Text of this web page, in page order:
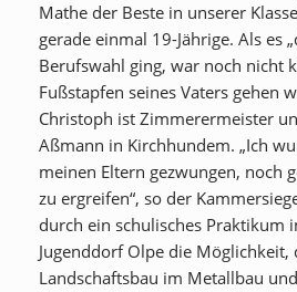
Mathe der Beste in unserer
gerade einmal 19-Jährige. Als es
Berufswahl ging, war noch nicht
Fußstapfen seines Vaters gehen
Christoph ist Zimmerermeister
Aßmann in Kirchhundem. „Ich
meinen Eltern gezwungen, noch
zu ergreifen“, so der
durch ein schulisches Praktikum
Jugenddorf Olpe die Möglichkeit,
Landschaftsbau im Metallbau